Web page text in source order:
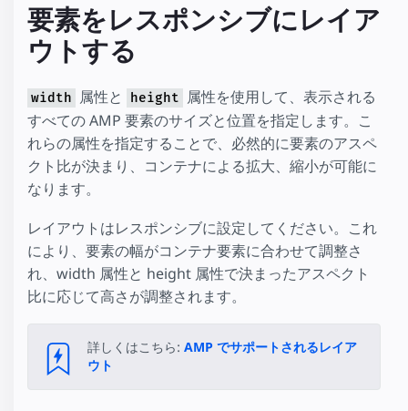
要素をレスポンシブにレイア
ウトする
width 属性と height
属性を使用して、表示される
すべての AMP 要素のサイズと位置を指定します。こ
れらの属性を指定することで、必然的に要素のアスペ
クト比が決まり、コンテナによる拡大、縮小が可能に
なります。
レイアウトはレスポンシブに設定してください。これ
により、要素の幅がコンテナ要素に合わせて調整さ
れ、width 属性と height 属性で決まったアスペクト
比に応じて高さが調整されます。
詳しくはこちら: AMP でサポートされるレイア
ウト